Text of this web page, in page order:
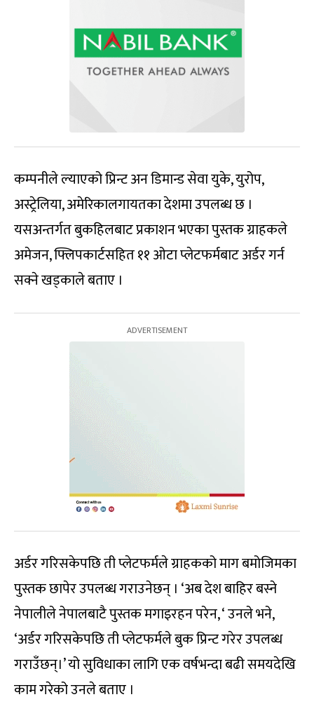
कम्पनीले ल्याएको प्रिन्ट अन डिमान्ड सेवा युके, युरोप,
अस्ट्रेलिया, अमेरिकालगायतका देशमा उपलब्ध छ ।
यसअन्तर्गत बुकहिलबाट प्रकाशन भएका पुस्तक ग्राहकले
अमेजन, फ्लिपकार्टसहित ११ ओटा प्लेटफर्मबाट अर्डर गर्न
सक्ने खड्काले बताए ।
अर्डर गरिसकेपछि ती प्लेटफर्मले ग्राहकको माग बमोजिमका
पुस्तक छापेर उपलब्ध गराउनेछन् । ‘अब देश बाहिर बस्ने
नेपालीले नेपालबाटै पुस्तक मगाइरहन परेन, ‘ उनले भने,
‘अर्डर गरिसकेपछि ती प्लेटफर्मले बुक प्रिन्ट गरेर उपलब्ध
गराउँछन्।’ यो सुविधाका लागि एक वर्षभन्दा बढी समयदेखि
काम गरेको उनले बताए ।